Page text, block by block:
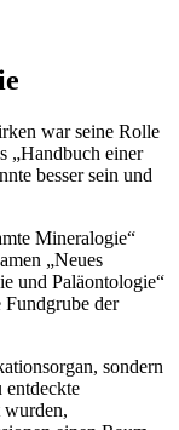
war seine Rolle
„Handbuch einer
besser sein und
Mineralogie“
„Neues
und Paläontologie“
Fundgrube der
sondern
entdeckte
wurden,